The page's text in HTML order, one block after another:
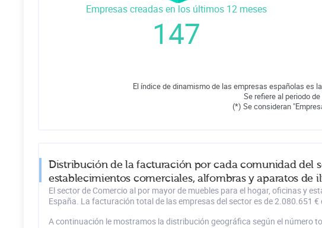
Empresas creadas en los últimos 12 meses
147
El índice de dinamismo de las empresas españolas es
Se refiere al periodo
(*) Se consideran
Distribución de la facturación por cada comunidad del
establecimientos comerciales, alfombras y aparatos de
El sector de Comercio al por mayor de muebles para el hogar, oficinas y
España. La facturación total de las empresas del sector es de 2.080.651 €
A continuación le mostramos la distribución geográfica según el número